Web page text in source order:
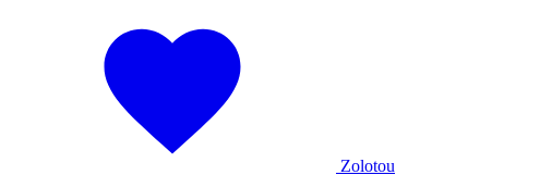
Zolotou